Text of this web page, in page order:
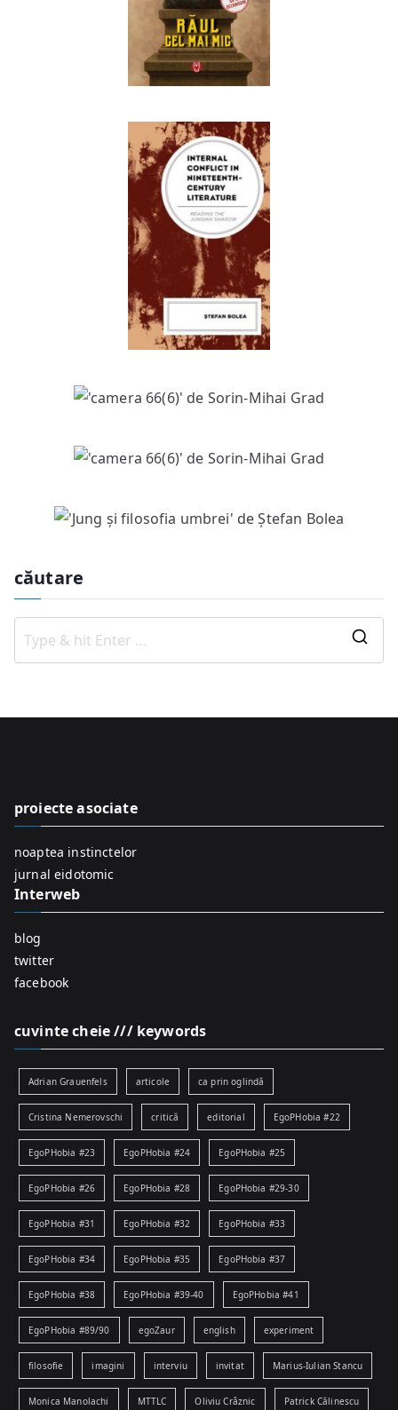
căutare
o
proiecte asociate
noaptea instinctelor
jurnal eidotomic
Interweb
blog
twitter
facebook
cuvinte cheie /// keywords
Adrian Grauenfels articole ca prin oglindă
Cristina Nemerovschi critică editorial EgoPHobia #22
EgoPHobia #23 EgoPHobia #24 EgoPHobia #25
EgoPHobia #26 EgoPHobia #28 EgoPHobia #29-30
EgoPHobia #31 EgoPHobia #32 EgoPHobia #33
EgoPHobia #34 EgoPHobia #35 EgoPHobia #37
EgoPHobia #38 EgoPHobia #39-40 EgoPHobia #41
EgoPHobia #89/90 egoZaur english experiment
filosofie imagini interviu invitat Marius-Iulian Stancu
Monica Manolachi MTTLC Oliviu Crâznic Patrick Călinescu